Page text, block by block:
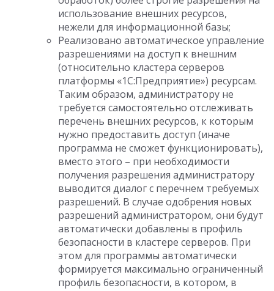
использование внешних ресурсов,
нежели для информационной базы;
Реализовано автоматическое управление
разрешениями на доступ к внешним
(относительно кластера серверов
платформы «1С:Предприятие») ресурсам.
Таким образом, администратору не
требуется самостоятельно отслеживать
перечень внешних ресурсов, к которым
нужно предоставить доступ (иначе
программа не сможет функционировать),
вместо этого – при необходимости
получения разрешения администратору
выводится диалог с перечнем требуемых
разрешений. В случае одобрения новых
разрешений администратором, они будут
автоматически добавлены в профиль
безопасности в кластере серверов. При
этом для программы автоматически
формируется максимально ограниченный
профиль безопасности, в котором, в